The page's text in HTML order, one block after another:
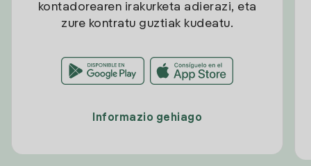
kontadorearen irakurketa adierazi, eta
zure kontratu guztiak kudeatu.
Informazio gehiago